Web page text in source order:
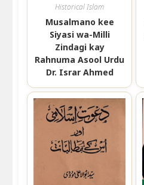
Historical Islam
Musalmano kee
Siyasi wa-Milli
Zindagi kay
Rahnuma Asool Urdu
Dr. Israr Ahmed